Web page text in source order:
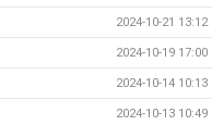
2024-10-21 13:12
2024-10-19 17:00
2024-10-14 10:13
2024-10-13 10:49